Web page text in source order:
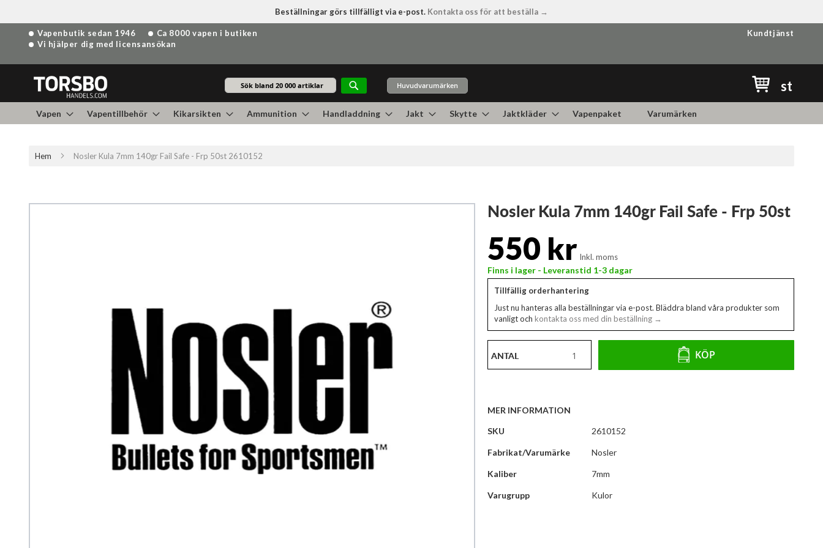
Beställningar görs tillfälligt via e-post. Kontakta oss för att beställa →
Hoppa
till
Vapenbutik sedan 1946
Ca 8000 vapen i butiken
Vi hjälper dig med licensansökan
Kundtjänst
Sök
Huvudvarumärken st
Vapen Vapentillbehör Kikarsikten Ammunition Handladdning Jakt Skytte Jaktkläder Vapenpaket Varumärken
Hem Nosler Kula 7mm 140gr Fail Safe - Frp 50st 2610152
Nosler Kula 7mm 140gr Fail Safe - Frp 50st
550 kr Inkl. moms
Finns i lager - Leveranstid 1-3 dagar
Tillfällig orderhantering
Just nu hanteras alla beställningar via e-post. Bläddra bland våra produkter som
vanligt och kontakta oss med din beställning →
ANTAL KÖP
MER INFORMATION
Mer
SKU 2610152
Fabrikat/Varumärke Nosler
Kaliber 7mm
Varugrupp Kulor